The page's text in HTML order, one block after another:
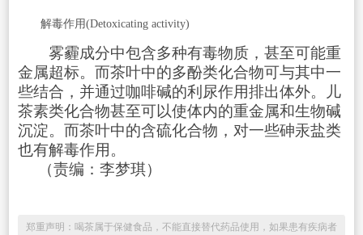
解毒作用(Detoxicating activity)
雾霾成分中包含多种有毒物质，甚至可能重
金属超标。而茶叶中的多酚类化合物可与其中一
些结合，并通过咖啡碱的利尿作用排出体外。儿
茶素类化合物甚至可以使体内的重金属和生物碱
沉淀。而茶叶中的含硫化合物，对一些砷汞盐类
也有解毒作用。
（责编：李梦琪）
郑重声明：喝茶属于保健食品，不能直接替代药品使用，如果患有疾病者